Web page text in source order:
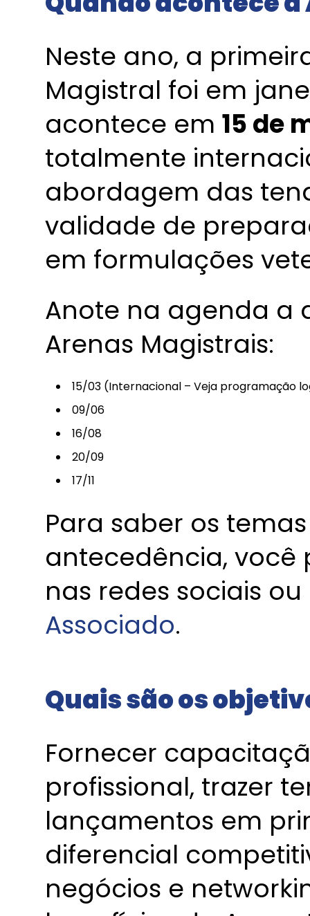
Neste ano, a
Magistral foi em
acontece em 15 de
totalmente
abordagem das
validade de
em formulações
Anote na agenda a
Arenas Magistrais:
15/03 (Internacional – Veja programação
09/06
16/08
20/09
17/11
Para saber os
antecedência, você
nas redes sociais
Associado.
Quais são os
Fornecer
profissional, trazer
lançamentos em
diferencial
negócios e